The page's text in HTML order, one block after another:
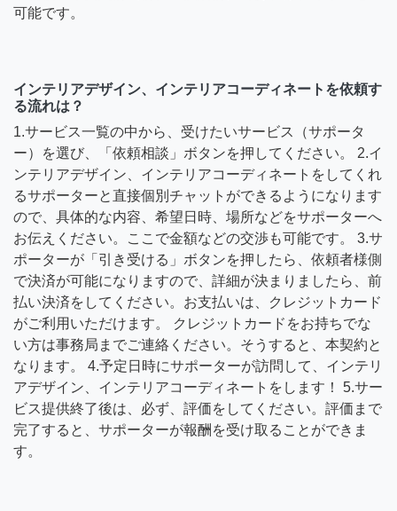
可能です。
インテリアデザイン、インテリアコーディネートを依頼す
る流れは？
1.サービス一覧の中から、受けたいサービス（サポータ
ー）を選び、「依頼相談」ボタンを押してください。 2.イ
ンテリアデザイン、インテリアコーディネートをしてくれ
るサポーターと直接個別チャットができるようになります
ので、具体的な内容、希望日時、場所などをサポーターへ
お伝えください。ここで金額などの交渉も可能です。 3.サ
ポーターが「引き受ける」ボタンを押したら、依頼者様側
で決済が可能になりますので、詳細が決まりましたら、前
払い決済をしてください。お支払いは、クレジットカード
がご利用いただけます。 クレジットカードをお持ちでな
い方は事務局までご連絡ください。そうすると、本契約と
なります。 4.予定日時にサポーターが訪問して、インテリ
アデザイン、インテリアコーディネートをします！ 5.サー
ビス提供終了後は、必ず、評価をしてください。評価まで
完了すると、サポーターが報酬を受け取ることができま
す。